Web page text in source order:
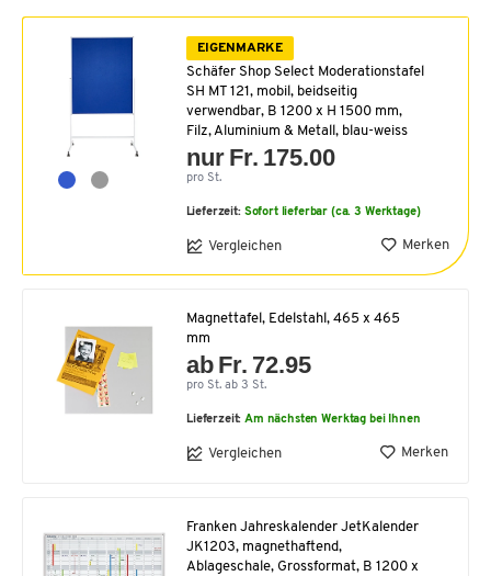
EIGENMARKE
Schäfer Shop Select Moderationstafel
SH MT 121, mobil, beidseitig
verwendbar, B 1200 x H 1500 mm,
Filz, Aluminium & Metall, blau-weiss
nur Fr. 175.00
pro St.
Lieferzeit: Sofort lieferbar (ca. 3 Werktage)
Vergleichen Merken
Magnettafel, Edelstahl, 465 x 465
mm
ab Fr. 72.95
pro St. ab 3 St.
Lieferzeit:Am nächsten Werktag bei Ihnen
Vergleichen Merken
Franken Jahreskalender JetKalender
JK1203, magnethaftend,
Ablageschale, Grossformat, B 1200 x